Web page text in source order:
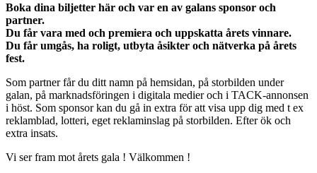
Boka dina biljetter här och var en av galans sponsor och
partner.
Du får vara med och premiera och uppskatta årets vinnare.
Du får umgås, ha roligt, utbyta åsikter och nätverka på årets
fest.
Som partner får du ditt namn på hemsidan, på storbilden under
galan, på marknadsföringen i digitala medier och i TACK-annonsen
i höst. Som sponsor kan du gå in extra för att visa upp dig med t ex
reklamblad, lotteri, eget reklaminslag på storbilden. Efter ök och
extra insats.
Vi ser fram mot årets gala ! Välkommen !